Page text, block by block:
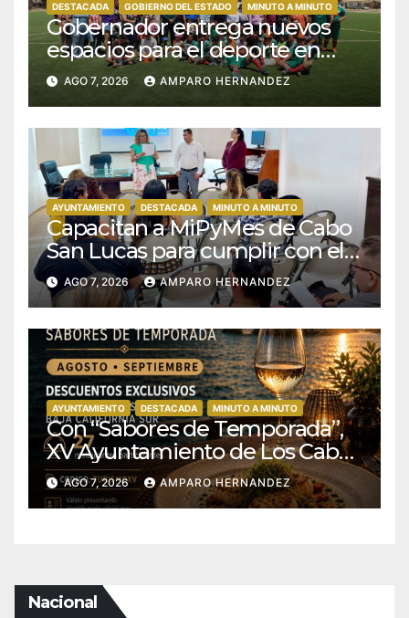
DESTACADA GOBIERNO DEL ESTADO MINUTO A MINUTO
Gobernador entrega nuevos
espacios para el deporte en
Bahía Tortugas e Isla Natividad
AGO 7, 2026 AMPARO HERNANDEZ
AYUNTAMIENTO DESTACADA MINUTO A MINUTO
Capacitan a MiPyMes de Cabo
San Lucas para cumplir con el
SAT y mejorar sus finanzas
AGO 7, 2026 AMPARO HERNANDEZ
AYUNTAMIENTO DESTACADA MINUTO A MINUTO
Con “Sabores de Temporada”,
XV Ayuntamiento de Los Cabos
y Canirac impulsan consumo
local con beneficios para
AGO 7, 2026 AMPARO HERNANDEZ
Nacional